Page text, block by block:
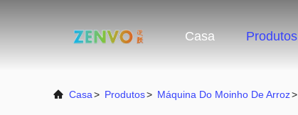
Casa Produtos
Casa> Produtos> Máquina Do Moinho De Arroz>